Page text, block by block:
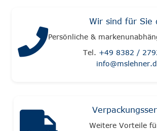
Wir sind für Sie
Persönliche &
Tel. +49 8382 /
Weitere Vorteile